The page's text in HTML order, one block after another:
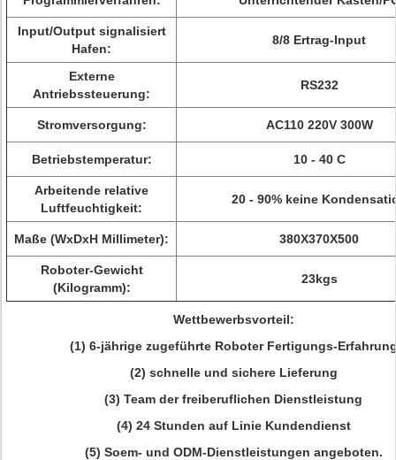
Input/Output signalisiert
Hafen:
8/8 Ertrag-Input
Externe
Antriebssteuerung:
RS232
Stromversorgung: AC110 220V 300W
Betriebstemperatur: 10 - 40 C
Arbeitende relative
Luftfeuchtigkeit:
20 - 90% keine
Maße (WxDxH Millimeter): 380X370X500
Roboter-Gewicht
(Kilogramm):
23kgs
Wettbewerbsvorteil:
(1) 6-jährige zugeführte Roboter Fertigungs-
(2) schnelle und sichere Lieferung
(3) Team der freiberuflichen Dienstleistung
(4) 24 Stunden auf Linie Kundendienst
(5) Soem- und ODM-Dienstleistungen angeboten.